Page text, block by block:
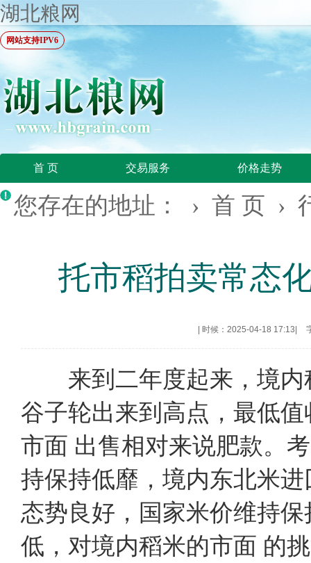
湖北粮网
网站支持IPV6
首 页 交易服务 价格走势
您存在的地址： › 首 页 ›
托市稻拍卖常态
时候：2025-04-18 17:13
来到二年度起来，境内
谷子轮出来到高点，最低
市面 出售相对来说肥款。
持保持低靡，境内东北米
态势良好，国家米价维持
低，对境内稻米的市面